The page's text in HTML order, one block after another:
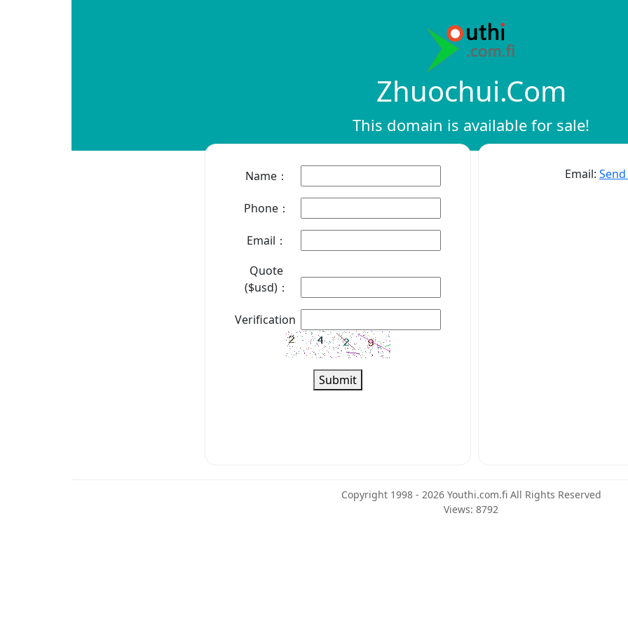
Zhuochui.com
This domain is available for sale!
Name：
Phone：
Email：
Quote
($usd)：
Verification：
Submit
Email:
Copyright 1998 - 2026 Youthi.com.fi All Rights Reserved
Views: 8792